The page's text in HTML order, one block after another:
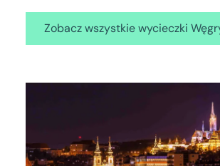
Zobacz wszystkie wycieczki